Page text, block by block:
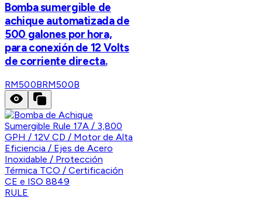
Bomba sumergible de
achique automatizada de
500 galones por hora,
para conexión de 12 Volts
de corriente directa.
RM500BRM500B
RULE